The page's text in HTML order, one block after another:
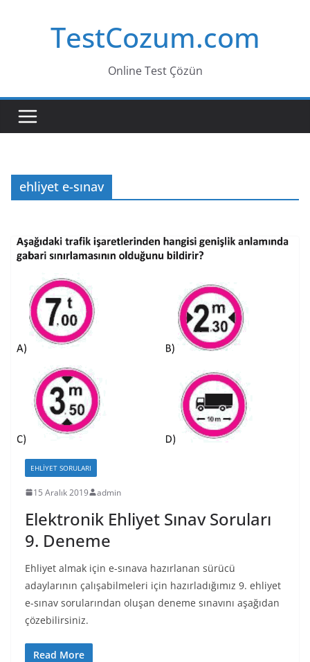
TestCozum.com
Online Test Çözün
ehliyet e-sınav
EHLIYET SORULARI
15 Aralık 2019 admin
Elektronik Ehliyet Sınav Soruları
9. Deneme
Ehliyet almak için e-sınava hazırlanan sürücü
adaylarının çalışabilmeleri için hazırladığımız 9. ehliyet
e-sınav sorularından oluşan deneme sınavını aşağıdan
çözebilirsiniz.
Read More